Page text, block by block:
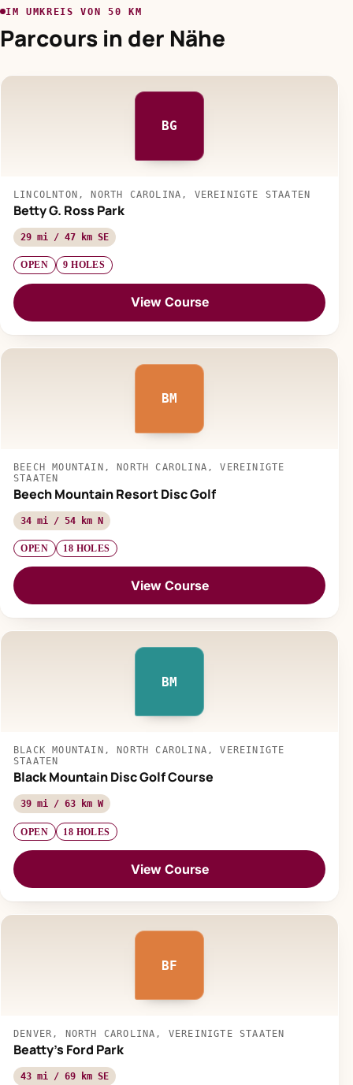
IM UMKREIS VON 50 KM
Parcours in der Nähe
BG
LINCOLNTON, NORTH CAROLINA, VEREINIGTE STAATEN
Betty G. Ross Park
29 mi / 47 km SE
OPEN 9 HOLES
View Course
BM
BEECH MOUNTAIN, NORTH CAROLINA, VEREINIGTE
STAATEN
Beech Mountain Resort Disc Golf
34 mi / 54 km N
OPEN 18 HOLES
View Course
BM
BLACK MOUNTAIN, NORTH CAROLINA, VEREINIGTE
STAATEN
Black Mountain Disc Golf Course
39 mi / 63 km W
OPEN 18 HOLES
View Course
BF
DENVER, NORTH CAROLINA, VEREINIGTE STAATEN
Beatty's Ford Park
43 mi / 69 km SE